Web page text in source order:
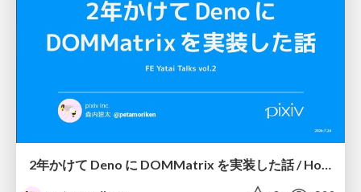
2年かけて Deno に DOMMatrix を実装した話 / How I implemented DOMMatrix in Deno over two years